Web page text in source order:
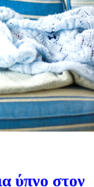
ύπνο στον